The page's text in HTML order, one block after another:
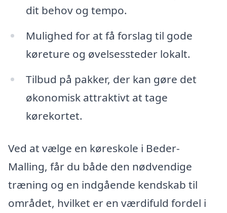
dit behov og tempo.
Mulighed for at få forslag til gode
køreture og øvelsessteder lokalt.
Tilbud på pakker, der kan gøre det
økonomisk attraktivt at tage
kørekortet.
Ved at vælge en køreskole i Beder-
Malling, får du både den nødvendige
træning og en indgående kendskab til
området, hvilket er en værdifuld fordel i